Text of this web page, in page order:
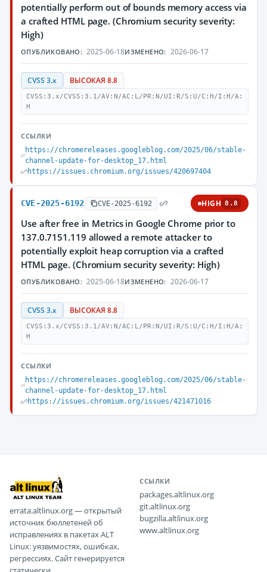
potentially perform out of bounds memory access via
a crafted HTML page. (Chromium security severity:
High)
ОПУБЛИКОВАНО: 2025-06-18ИЗМЕНЕНО: 2026-06-17
CVSS 3.x ВЫСОКАЯ 8.8
CVSS:3.x/CVSS:3.1/AV:N/AC:L/PR:N/UI:R/S:U/C:H/I:H/A:
H
ССЫЛКИ
https://chromereleases.googleblog.com/2025/06/stable-
channel-update-for-desktop_17.html
https://issues.chromium.org/issues/420697404
CVE-2025-6192 CVE-2025-6192 HIGH 8.8
Use after free in Metrics in Google Chrome prior to
137.0.7151.119 allowed a remote attacker to
potentially exploit heap corruption via a crafted
HTML page. (Chromium security severity: High)
ОПУБЛИКОВАНО: 2025-06-18ИЗМЕНЕНО: 2026-06-17
CVSS 3.x ВЫСОКАЯ 8.8
CVSS:3.x/CVSS:3.1/AV:N/AC:L/PR:N/UI:R/S:U/C:H/I:H/A:
H
ССЫЛКИ
https://chromereleases.googleblog.com/2025/06/stable-
channel-update-for-desktop_17.html
https://issues.chromium.org/issues/421471016
errata.altlinux.org — открытый
источник бюллетеней об
исправлениях в пакетах ALT
Linux: уязвимостях, ошибках,
регрессиях. Сайт генерируется
ССЫЛКИ
packages.altlinux.org
git.altlinux.org
bugzilla.altlinux.org
www.altlinux.org